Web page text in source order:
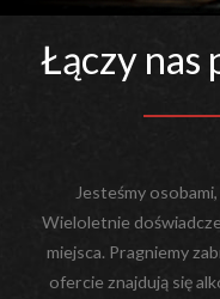
Łączy nas
Jesteśmy
Wieloletnie
miejsca. Pragniemy
ofercie znajdują się